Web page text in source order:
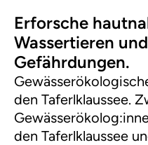
Erforsche
Wassertieren
Gefährdungen.
den Taferlklaussee.
den Taferlklaussee